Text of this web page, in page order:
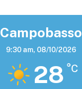
Campobasso
9:30 am, 08/10/2026
28 °C